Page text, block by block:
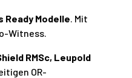
Ready Modelle. Mit
Witness.
RMSc, Leupold
OR-